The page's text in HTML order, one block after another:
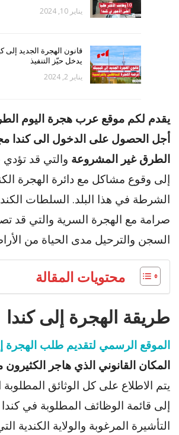
يناير 10, 2024
قانون الهجرة الجديد إلى
يدخل حيّز التنفيذ
يناير 2, 2024
يقدم لكم موقع عرب هجرة اليوم
أجل الحصول على الدخول الى كندا
الطرق غير المشروعة والتي قد تؤدي
إلى وقوع مشاكل مع دائرة الهجرة
الشرطة في هذا البلد. السلطات
صرامة مع الهجرة السرية والتي قد
السجن والترحيل مدى الحياة من
محتويات المقالة
طريقة الهجرة إلى كندا
الموقع الرسمي لتقديم طلب الهجرة
المكان القانوني الذي هاجر الكثيرون
يتم الاطلاع على كل الوثائق المطلوبة
إلى قائمة الوظائف المطلوبة في كندا
التأشيرة المرغوبة والولاية الكندية